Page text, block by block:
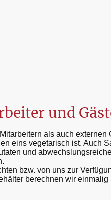
und
als auch externen
eins vegetarisch ist. Auch
und
bzw. von uns zur
berechnen wir